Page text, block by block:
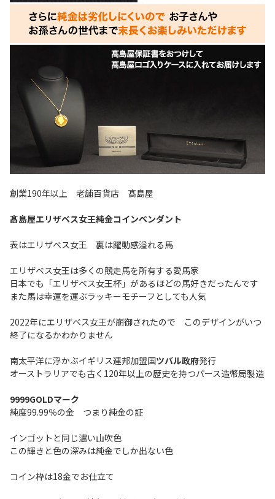
創業190年以上 老舗百貨店 髙島屋
髙島屋エリザベス女王純金コインペンダント
表はエリザベス女王 裏は躍動感溢れる馬
エリザベス女王は多くの競走馬を所有する愛馬家
日本でも「エリザベス女王杯」があるほどの馬好きだったんです
また馬は幸運を運ぶラッキーモチーフとしても人気
2022年にエリザベス女王が崩御されたので このデザインがいつ
終了になるかわかりません
南太平洋に浮かぶイギリス連邦加盟国ツバル政府発行
オーストラリアでも古く120年以上の歴史を持つパース造幣局製造
9999GOLDマーク
純度99.99％の金 つまり純金の証
インゴットと同じ濃い山吹色
この輝きと色の深みは純金でしか出ない色
コイン枠は18金でお仕立て